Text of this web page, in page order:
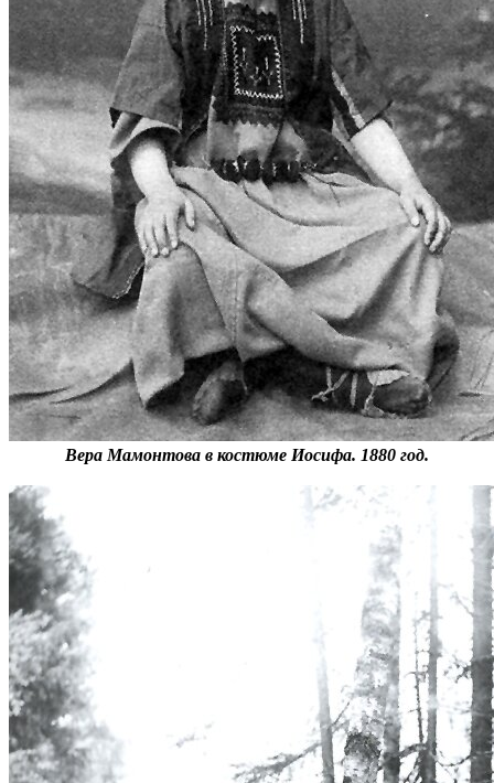
Вера Мамонтова в костюме Иосифа. 1880 год.